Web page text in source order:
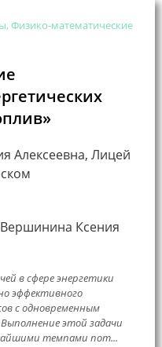
Физико-математические
Алексеевна, Лицей
Вершинина Ксения
в сфере энергетики
эффективного
с одновременным
этой задачи
темпами пот...